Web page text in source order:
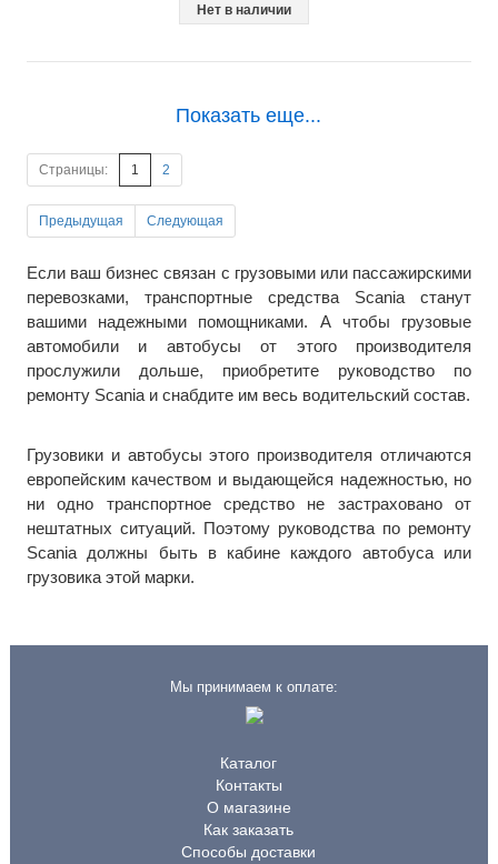
Нет в наличии
Показать еще...
Страницы: 1 2
Предыдущая Следующая
Если ваш бизнес связан с грузовыми или пассажирскими
перевозками, транспортные средства Scania станут
вашими надежными помощниками. А чтобы грузовые
автомобили и автобусы от этого производителя
прослужили дольше, приобретите руководство по
ремонту Scania и снабдите им весь водительский состав.
Грузовики и автобусы этого производителя отличаются
европейским качеством и выдающейся надежностью, но
ни одно транспортное средство не застраховано от
нештатных ситуаций. Поэтому руководства по ремонту
Scania должны быть в кабине каждого автобуса или
грузовика этой марки.
Мы принимаем к оплате:
Каталог
Контакты
О магазине
Как заказать
Способы доставки